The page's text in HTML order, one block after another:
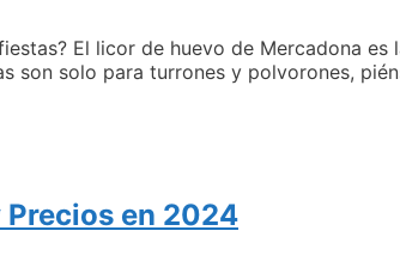
El licor de huevo de Mercadona
son solo para turrones y polvorones,
en 2024